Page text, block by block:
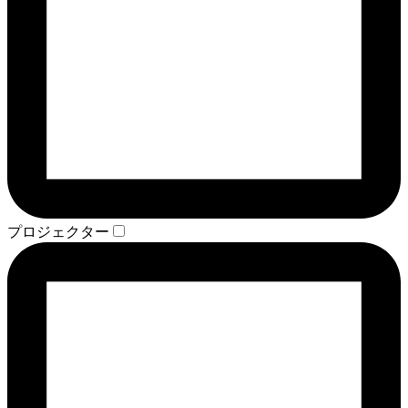
プロジェクター